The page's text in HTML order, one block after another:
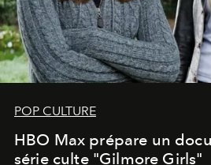
POP CULTURE
HBO Max prépare un
série culte "Gilmore Girls"